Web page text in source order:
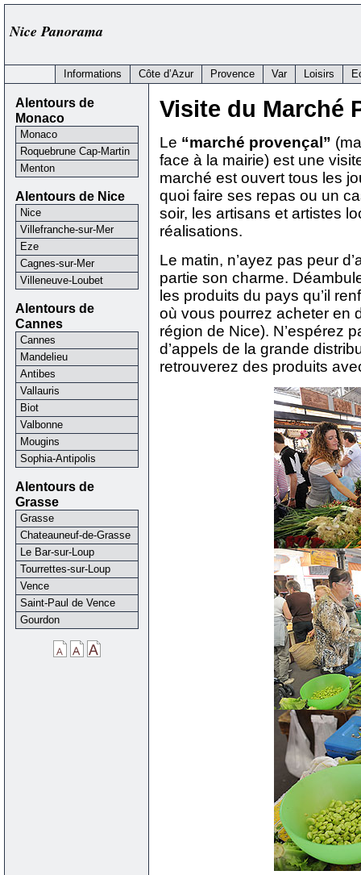
Nice Panorama
Informations Côte d’Azur Provence Var Loisirs
Visite du Marché
Le “marché provençal”
face à la mairie) est une
marché est ouvert tous les
quoi faire ses repas ou un
soir, les artisans et artistes
réalisations.
Le matin, n’ayez pas peur
partie son charme.
les produits du pays qu’il
où vous pourrez acheter en
région de Nice). N’espérez
d’appels de la grande
retrouverez des produits
Alentours de
Monaco
Monaco
Roquebrune Cap-Martin
Menton
Alentours de Nice
Nice
Villefranche-sur-Mer
Eze
Cagnes-sur-Mer
Villeneuve-Loubet
Alentours de
Cannes
Cannes
Mandelieu
Antibes
Vallauris
Biot
Valbonne
Mougins
Sophia-Antipolis
Alentours de
Grasse
Grasse
Chateauneuf-de-Grasse
Le Bar-sur-Loup
Tourrettes-sur-Loup
Vence
Saint-Paul de Vence
Gourdon